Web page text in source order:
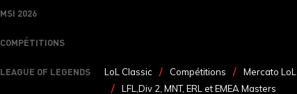
MSI 2026
COMPÉTITIONS
LEAGUE OF LEGENDS LoL Classic Compétitions
Mercato LoL
LFL,Div 2, MNT, ERL et EMEA Masters